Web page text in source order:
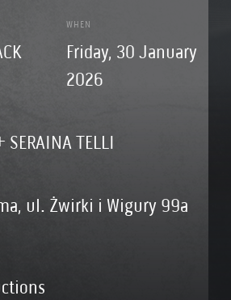
WHEN
Friday, 30 January
2026
SERAINA TELLI
ul. Żwirki i Wigury 99a